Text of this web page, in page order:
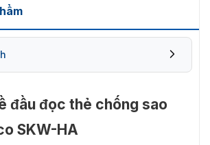
đầu đọc thẻ chống sao
SKW-HA